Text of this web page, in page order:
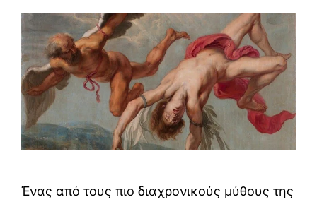
Ένας από τους πιο διαχρονικούς μύθους της